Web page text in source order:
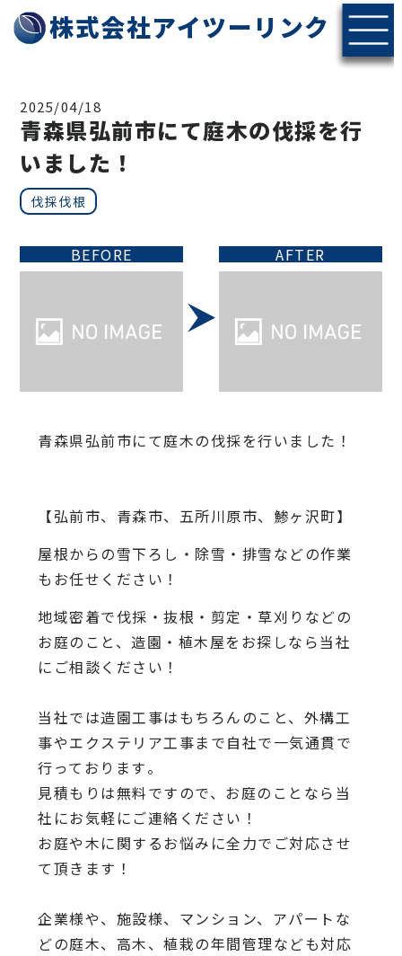
株式会社アイツーリンク
2025/04/18
青森県弘前市にて庭木の伐採を行
いました！
伐採伐根
BEFORE AFTER
青森県弘前市にて庭木の伐採を行いました！
【弘前市、青森市、五所川原市、鯵ヶ沢町】
屋根からの雪下ろし・除雪・排雪などの作業
もお任せください！
地域密着で伐採・抜根・剪定・草刈りなどの
お庭のこと、造園・ 植木屋をお探しなら当社
にご相談ください！
当社では造園工事はもちろんのこと、 外構工
事やエクステリア工事まで自社で一気通貫で
行っております。
見積もりは無料ですので、 お庭のことなら当
社にお気軽にご連絡ください！
お庭や木に関するお悩みに全力でご対応させ
て頂きます！
企業様や、施設様、マンション、アパートな
どの庭木、高木、植栽の年間管理なども対応